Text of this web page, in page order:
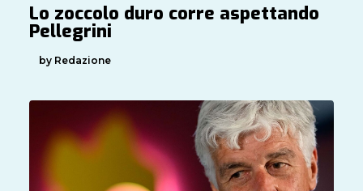
Lo zoccolo duro corre aspettando
Pellegrini
by Redazione